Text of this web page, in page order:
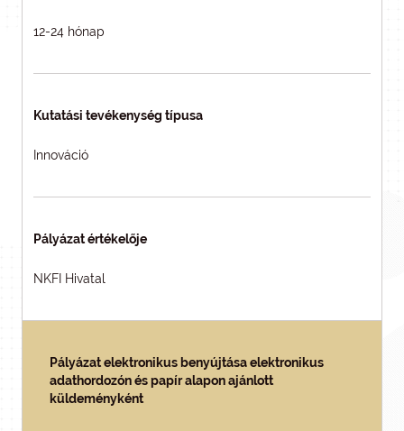
12-24 hónap
Kutatási tevékenység típusa
Innováció
Pályázat értékelője
NKFI Hivatal
Pályázat elektronikus benyújtása elektronikus
adathordozón és papír alapon ajánlott
küldeményként